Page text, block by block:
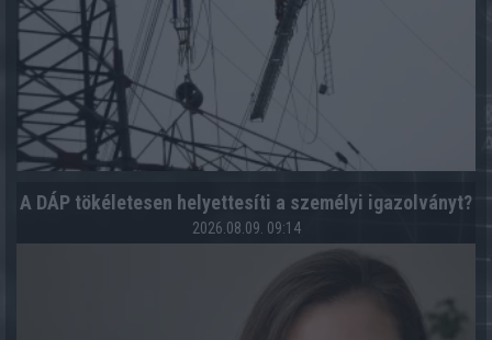
A DÁP tökéletesen helyettesíti a személyi igazolványt?
2026.08.09. 09:14